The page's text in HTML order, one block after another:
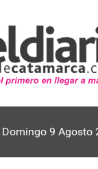
Domingo 9 Agosto